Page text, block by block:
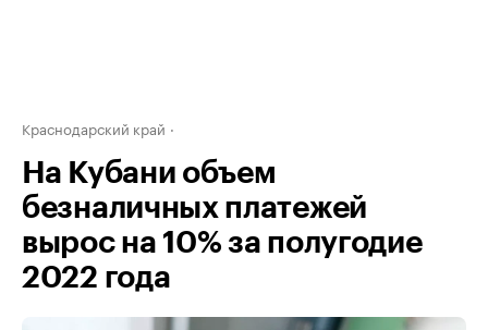
Краснодарский край
На Кубани объем
безналичных платежей
вырос на 10% за полугодие
2022 года